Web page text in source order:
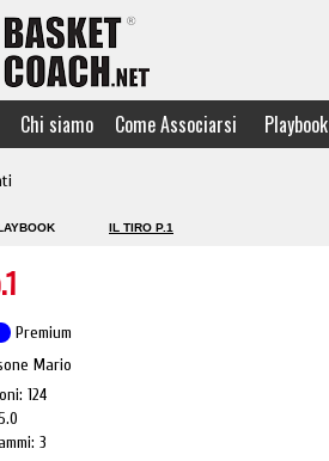
Chi siamo Come Associarsi Playbook
IL TIRO P.1
Premium
Mario
124
3